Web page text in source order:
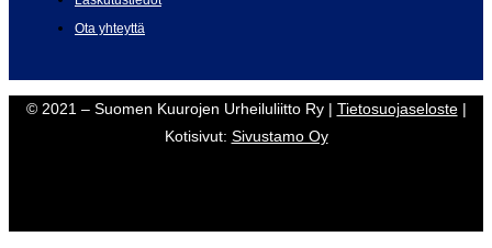
Ota yhteyttä
© 2021 – Suomen Kuurojen Urheiluliitto Ry | Tietosuojaseloste|
Kotisivut: Sivustamo Oy